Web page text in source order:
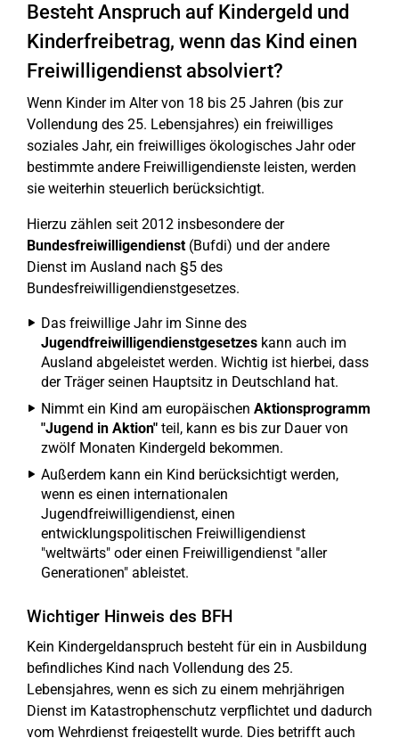
Besteht Anspruch auf Kindergeld und
Kinderfreibetrag, wenn das Kind einen
Freiwilligendienst absolviert?
Wenn Kinder im Alter von 18 bis 25 Jahren (bis zur
Vollendung des 25. Lebensjahres) ein freiwilliges
soziales Jahr, ein freiwilliges ökologisches Jahr oder
bestimmte andere Freiwilligendienste leisten, werden
sie weiterhin steuerlich berücksichtigt.
Hierzu zählen seit 2012 insbesondere der
Bundesfreiwilligendienst(Bufdi) und der andere
Dienst im Ausland nach §5 des
Bundesfreiwilligendienstgesetzes.
Das freiwillige Jahr im Sinne des
Jugendfreiwilligendienstgesetzes kann auch im
Ausland abgeleistet werden. Wichtig ist hierbei, dass
der Träger seinen Hauptsitz in Deutschland hat.
Nimmt ein Kind am europäischen Aktionsprogramm
"Jugend in Aktion" teil, kann es bis zur Dauer von
zwölf Monaten Kindergeld bekommen.
Außerdem kann ein Kind berücksichtigt werden,
wenn es einen internationalen
Jugendfreiwilligendienst, einen
entwicklungspolitischen Freiwilligendienst
"weltwärts" oder einen Freiwilligendienst "aller
Generationen" ableistet.
Wichtiger Hinweis des BFH
Kein Kindergeldanspruch besteht für ein in Ausbildung
befindliches Kind nach Vollendung des 25.
Lebensjahres, wenn es sich zu einem mehrjährigen
Dienst im Katastrophenschutz verpflichtet und dadurch
vom Wehrdienst freigestellt wurde. Dies betrifft auch